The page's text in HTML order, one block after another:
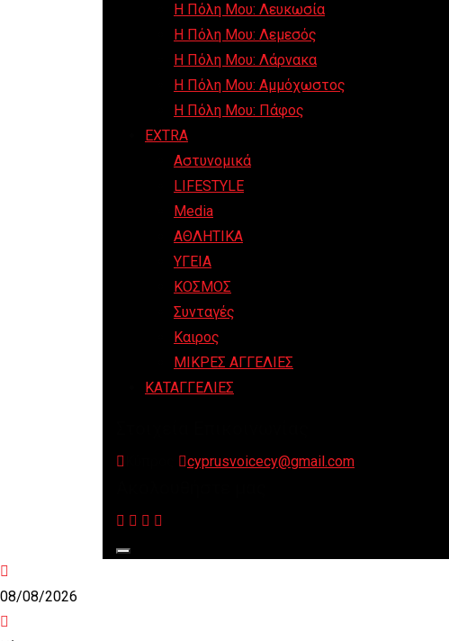
Η Πόλη Μου: Λευκωσία
Η Πόλη Μου: Λεμεσός
Η Πόλη Μου: Λάρνακα
Η Πόλη Μου: Αμμόχωστος
Η Πόλη Μου: Πάφος
EXTRA
Αστυνομικά
LIFESTYLE
Media
ΑΘΛΗΤΙΚΑ
ΥΓΕΙΑ
ΚΟΣΜΟΣ
Συνταγές
Καιρος
ΜΙΚΡΕΣ ΑΓΓΕΛΙΕΣ
ΚΑΤΑΓΓΕΛΙΕΣ
cyprusvoicecy@gmail.com
08/08/2026